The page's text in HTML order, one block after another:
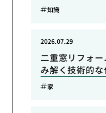
知識
二重窓リフォ
み解く技術的な
2026.07.29
家